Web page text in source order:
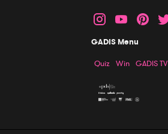
GADIS Menu
Quiz Win GADIS TV